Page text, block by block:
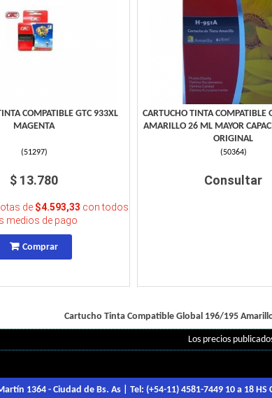
COMPATIBLE GTC 933XL
MAGENTA
(51297)
$ 13.780
de $4.593,33 con todos
medios de pago
Comprar
CARTUCHO TINTA COMPATIBLE
AMARILLO 26 ML MAYOR
ORIGINAL
(50364)
Consultar
Cartucho Tinta Compatible Global 196/195
Los precios
1364 - Ciudad de Bs. As | Tel: (+54-11) 4581-7449 10 a 18 HS